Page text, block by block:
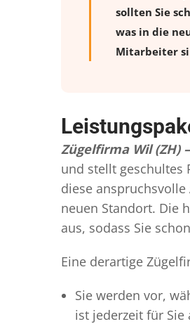
sollten Sie
was in die
Mitarbeiter
Zügelfirma Wil (ZH) –
und stellt geschultes
diese
neuen Standort. Die
aus, sodass Sie
Eine derartige
Sie werden vor,
ist jederzeit für